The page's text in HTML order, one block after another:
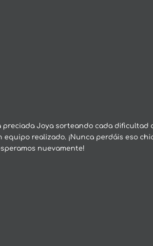
Joya sorteando cada dificultad
realizado. ¡Nunca perdáis eso
nuevamente!